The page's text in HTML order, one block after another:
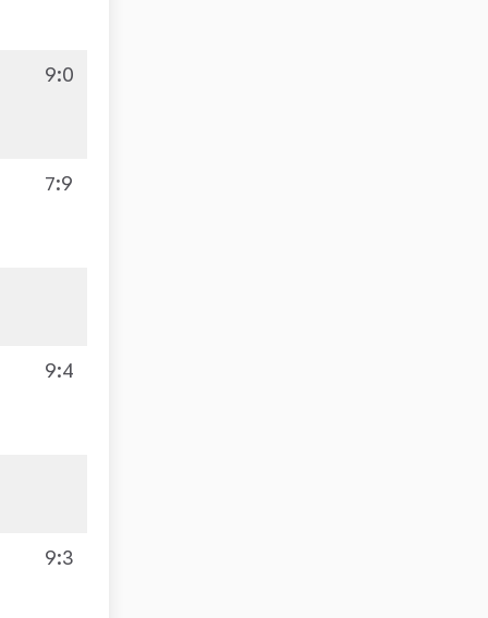
9:0
7:9
9:4
9:3